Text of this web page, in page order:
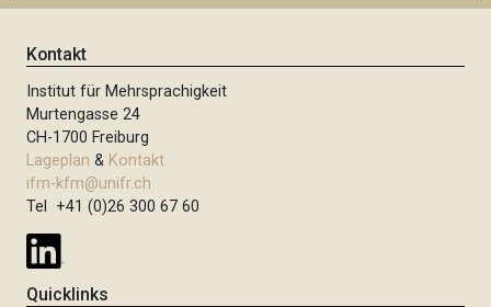
Kontakt
Institut für Mehrsprachigkeit
Murtengasse 24
CH-1700 Freiburg
Lageplan & Kontakt
ifm-kfm@unifr.ch
Tel +41 (0)26 300 67 60
Quicklinks